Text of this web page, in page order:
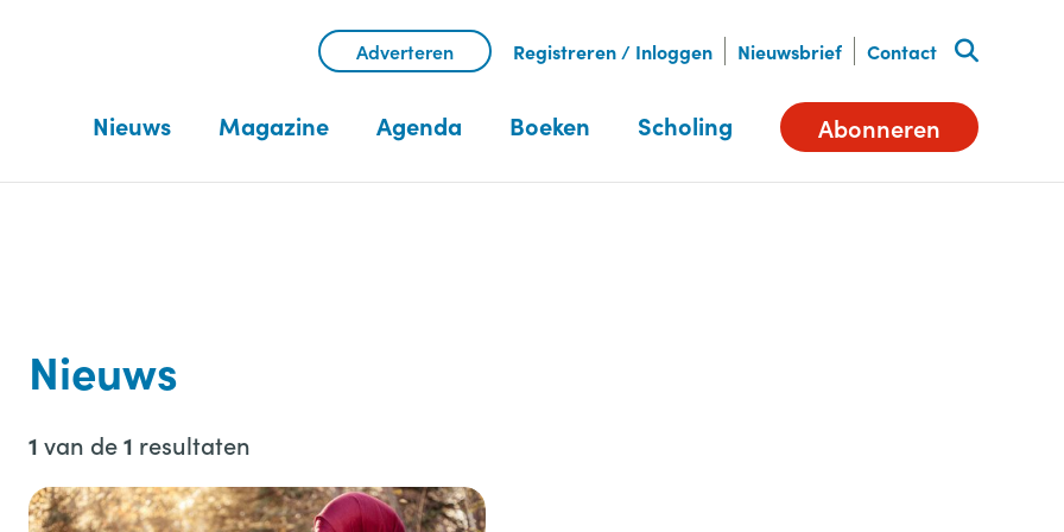
Adverteren Registreren / Inloggen Nieuwsbrief Contact
Nieuws Magazine Agenda Boeken Scholing Abonneren
Nieuws
1 van de1 resultaten